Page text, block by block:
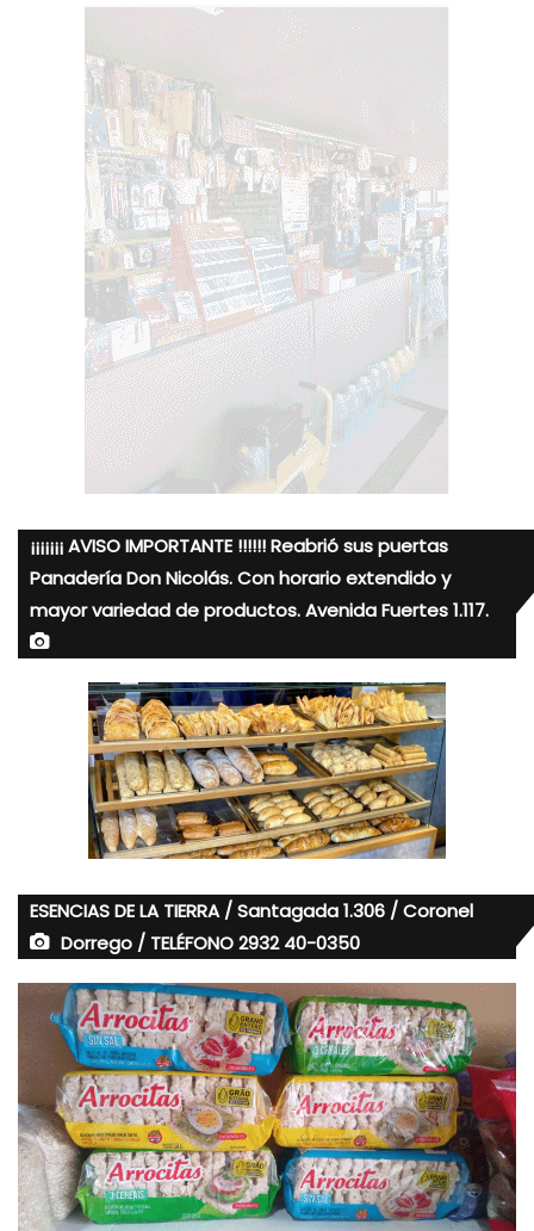
¡¡¡¡¡¡¡ AVISO IMPORTANTE !!!!!! Reabrió sus puertas
Panadería Don Nicolás. Con horario extendido y
mayor variedad de productos. Avenida Fuertes 1.117.
ESENCIAS DE LA TIERRA / Santagada 1.306 / Coronel
Dorrego / TELÉFONO 2932 40-0350